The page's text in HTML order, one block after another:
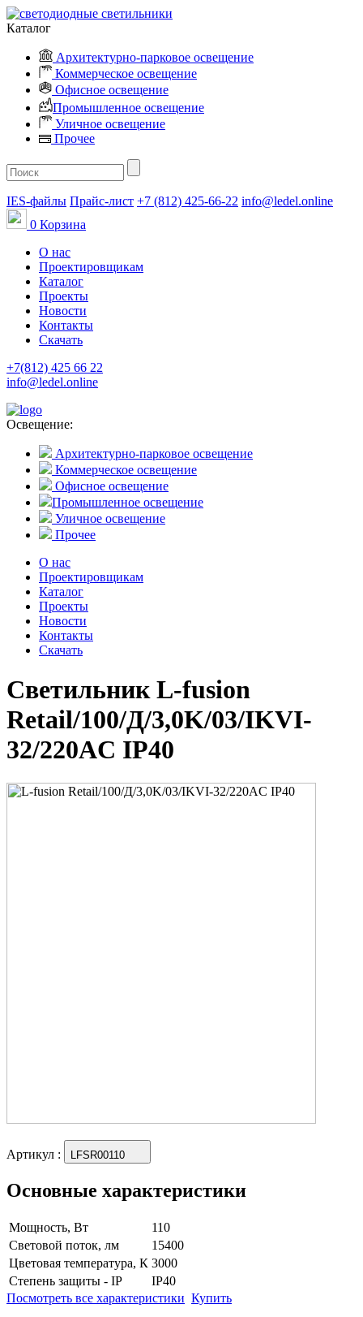
Каталог
Архитектурно-парковое освещение
Коммерческое освещение
Офисное освещение
Промышленное освещение
Уличное освещение
Прочее
IES-файлы Прайс-лист +7 (812) 425-66-22 info@ledel.online
0 Корзина
О нас
Проектировщикам
Каталог
Проекты
Новости
Контакты
Скачать
+7(812) 425 66 22
info@ledel.online
Освещение:
Архитектурно-парковое освещение
Коммерческое освещение
Офисное освещение
Промышленное освещение
Уличное освещение
Прочее
О нас
Проектировщикам
Каталог
Проекты
Новости
Контакты
Скачать
Светильник L-fusion
Retail/100/Д/3,0K/03/IKVI-
32/220AC IP40
Артикул : LFSR00110
Основные характеристики
Мощность, Вт
110
Световой поток, лм
15400
Цветовая температура, К 3000
Степень защиты - IP
IP40
Посмотреть все характеристики Купить